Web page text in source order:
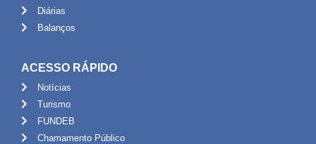
Diárias
Balanços
ACESSO RÁPIDO
Notícias
Turismo
FUNDEB
Chamamento Público